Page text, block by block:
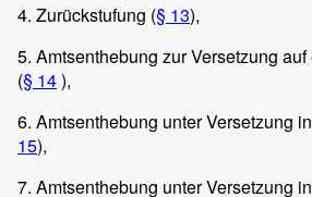
4. Zurückstufung (§ 13),
5. Amtsenthebung zur Versetzung
(§ 14),
6. Amtsenthebung unter Versetzung
15),
7. Amtsenthebung unter Versetzung